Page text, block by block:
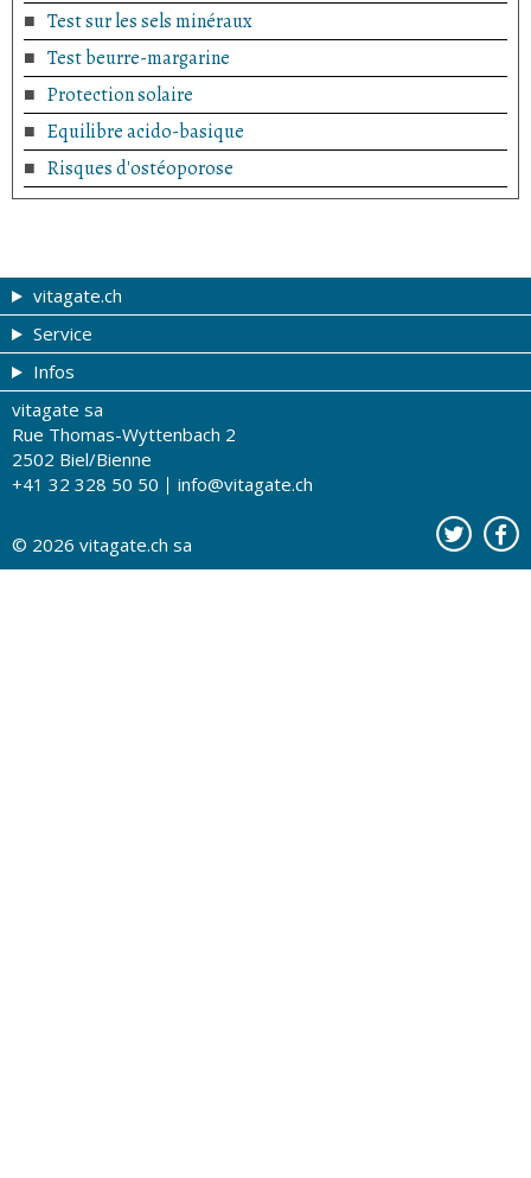
Test sur les sels minéraux
Test beurre-margarine
Protection solaire
Equilibre acido-basique
Risques d'ostéoporose
vitagate.ch
Forme et beauté
Thèmes de A à Z
Thérapies
La santé sur les ondes
Tests de santé
Service
Coupons
Tribune du droguiste
Recherche de drogueries
Drogueries partenaires
Contact
Infos
Impressum
Conditions d'utilisation
A notre sujet
Publicité sur vitagate.ch
vitagate sa
Rue Thomas-Wyttenbach 2
2502 Biel/Bienne
+41 32 328 50 50
info@vitagate.ch
© 2026 vitagate.ch sa